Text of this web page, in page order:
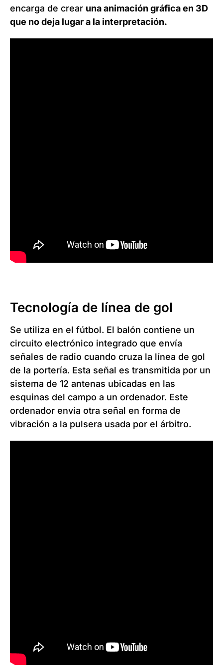
encarga de crear una animación gráfica en 3D
que no deja lugar a la interpretación.
Tecnología de línea de gol
Se utiliza en el fútbol. El balón contiene un
circuito electrónico integrado que envía
señales de radio cuando cruza la línea de gol
de la portería. Esta señal es transmitida por un
sistema de 12 antenas ubicadas en las
esquinas del campo a un ordenador. Este
ordenador envía otra señal en forma de
vibración a la pulsera usada por el árbitro.